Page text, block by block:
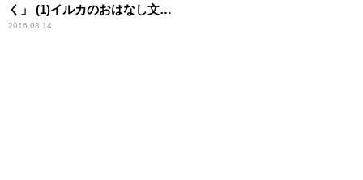
く」 (1)イルカのおはなし文
庫 第27回2016年8月7日放送
2016.08.14